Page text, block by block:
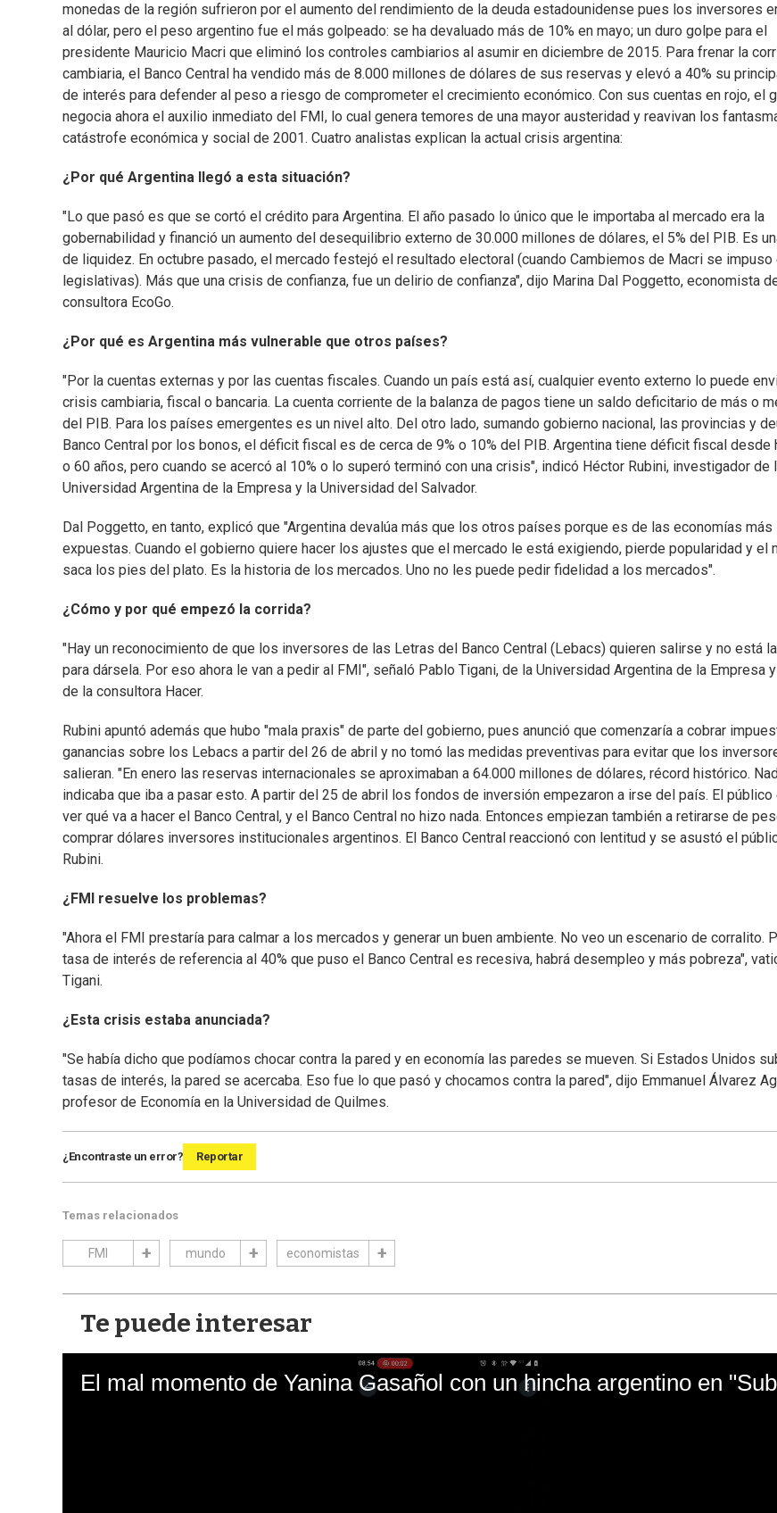
monedas de la región sufrieron por el aumento del rendimiento de la deuda estadounidense pues los inversores
al dólar, pero el peso argentino fue el más golpeado: se ha devaluado más de 10% en mayo; un duro golpe para el
presidente Mauricio Macri que eliminó los controles cambiarios al asumir en diciembre de 2015. Para frenar la
cambiaria, el Banco Central ha vendido más de 8.000 millones de dólares de sus reservas y elevó a 40% su
de interés para defender al peso a riesgo de comprometer el crecimiento económico. Con sus cuentas en rojo, el
negocia ahora el auxilio inmediato del FMI, lo cual genera temores de una mayor austeridad y reavivan los
catástrofe económica y social de 2001. Cuatro analistas explican la actual crisis argentina:
¿Por qué Argentina llegó a esta situación?
"Lo que pasó es que se cortó el crédito para Argentina. El año pasado lo único que le importaba al mercado era la
gobernabilidad y financió un aumento del desequilibrio externo de 30.000 millones de dólares, el 5% del PIB. Es
de liquidez. En octubre pasado, el mercado festejó el resultado electoral (cuando Cambiemos de Macri se impuso
legislativas). Más que una crisis de confianza, fue un delirio de confianza", dijo Marina Dal Poggetto, economista
consultora EcoGo.
¿Por qué es Argentina más vulnerable que otros países?
"Por la cuentas externas y por las cuentas fiscales. Cuando un país está así, cualquier evento externo lo puede
crisis cambiaria, fiscal o bancaria. La cuenta corriente de la balanza de pagos tiene un saldo deficitario de más o
del PIB. Para los países emergentes es un nivel alto. Del otro lado, sumando gobierno nacional, las provincias y
Banco Central por los bonos, el déficit fiscal es de cerca de 9% o 10% del PIB. Argentina tiene déficit fiscal desde
o 60 años, pero cuando se acercó al 10% o lo superó terminó con una crisis", indicó Héctor Rubini, investigador de
Universidad Argentina de la Empresa y la Universidad del Salvador.
Dal Poggetto, en tanto, explicó que "Argentina devalúa más que los otros países porque es de las economías más
expuestas. Cuando el gobierno quiere hacer los ajustes que el mercado le está exigiendo, pierde popularidad y el
saca los pies del plato. Es la historia de los mercados. Uno no les puede pedir fidelidad a los mercados".
¿Cómo y por qué empezó la corrida?
"Hay un reconocimiento de que los inversores de las Letras del Banco Central (Lebacs) quieren salirse y no está
para dársela. Por eso ahora le van a pedir al FMI", señaló Pablo Tigani, de la Universidad Argentina de la Empresa
de la consultora Hacer.
Rubini apuntó además que hubo "mala praxis" de parte del gobierno, pues anunció que comenzaría a cobrar
ganancias sobre los Lebacs a partir del 26 de abril y no tomó las medidas preventivas para evitar que los
salieran. "En enero las reservas internacionales se aproximaban a 64.000 millones de dólares, récord histórico.
indicaba que iba a pasar esto. A partir del 25 de abril los fondos de inversión empezaron a irse del país. El público
ver qué va a hacer el Banco Central, y el Banco Central no hizo nada. Entonces empiezan también a retirarse de
comprar dólares inversores institucionales argentinos. El Banco Central reaccionó con lentitud y se asustó el
Rubini.
¿FMI resuelve los problemas?
"Ahora el FMI prestaría para calmar a los mercados y generar un buen ambiente. No veo un escenario de corralito.
tasa de interés de referencia al 40% que puso el Banco Central es recesiva, habrá desempleo y más pobreza",
Tigani.
¿Esta crisis estaba anunciada?
"Se había dicho que podíamos chocar contra la pared y en economía las paredes se mueven. Si Estados Unidos
tasas de interés, la pared se acercaba. Eso fue lo que pasó y chocamos contra la pared", dijo Emmanuel Álvarez
profesor de Economía en la Universidad de Quilmes.
¿Encontraste un error? Reportar
Temas relacionados
FMI mundo economistas
Te puede interesar